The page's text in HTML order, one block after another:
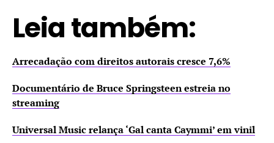
Leia também:
Arrecadação com direitos autorais cresce 7,6%
Documentário de Bruce Springsteen estreia no
streaming
Universal Music relança ‘Gal canta Caymmi’ em vinil